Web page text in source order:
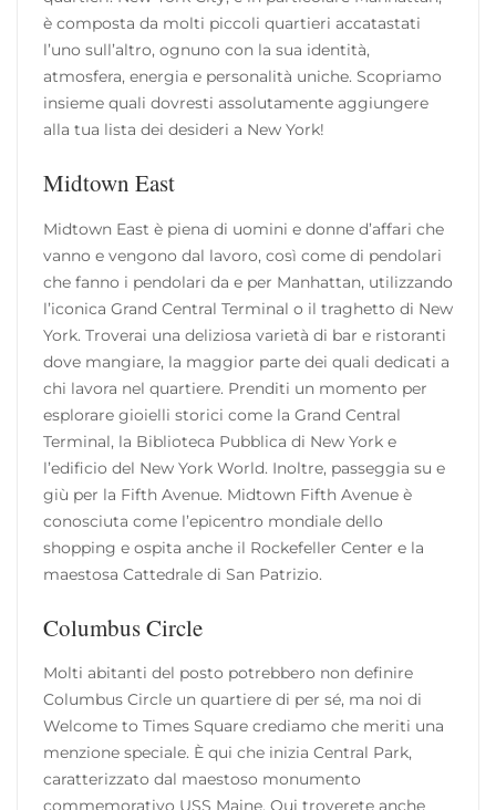
è composta da molti piccoli quartieri accatastati
l’uno sull’altro, ognuno con la sua identità,
atmosfera, energia e personalità uniche. Scopriamo
insieme quali dovresti assolutamente aggiungere
alla tua lista dei desideri a New York!
Midtown East
Midtown East è piena di uomini e donne d’affari che
vanno e vengono dal lavoro, così come di pendolari
che fanno i pendolari da e per Manhattan, utilizzando
l’iconica Grand Central Terminal o il traghetto di New
York. Troverai una deliziosa varietà di bar e ristoranti
dove mangiare, la maggior parte dei quali dedicati a
chi lavora nel quartiere. Prenditi un momento per
esplorare gioielli storici come la Grand Central
Terminal, la Biblioteca Pubblica di New York e
l’edificio del New York World. Inoltre, passeggia su e
giù per la Fifth Avenue. Midtown Fifth Avenue è
conosciuta come l’epicentro mondiale dello
shopping e ospita anche il Rockefeller Center e la
maestosa Cattedrale di San Patrizio.
Columbus Circle
Molti abitanti del posto potrebbero non definire
Columbus Circle un quartiere di per sé, ma noi di
Welcome to Times Square crediamo che meriti una
menzione speciale. È qui che inizia Central Park,
caratterizzato dal maestoso monumento
commemorativo USS Maine. Qui troverete anche